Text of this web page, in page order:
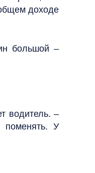
доходе
большой –
водитель. –
поменять. У